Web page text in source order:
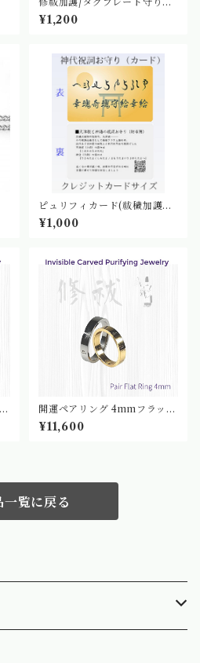
［中］｜神代祝詞お守り
¥1,200
ピュリフィカード(祓穢加護・
開運護符)
¥1,000
開運ペアリング 4mmフラット
リング[平打](祓穢・開運指輪
守)｜神代文字刻印修祓祝詞守
¥11,600
一覧に戻る